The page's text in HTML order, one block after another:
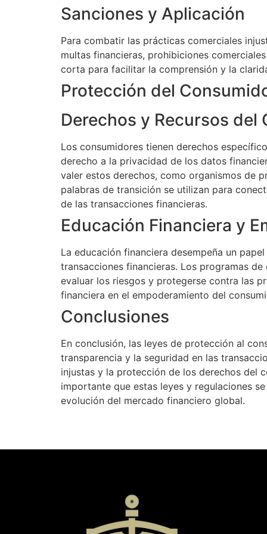
Sanciones y Aplicación
Para combatir las prácticas comerciales
multas financieras, prohibiciones
corta para facilitar la comprensión y la
Protección del
Derechos y Recursos del
Los consumidores tienen derechos
derecho a la privacidad de los datos
valer estos derechos, como organismos de
palabras de transición se utilizan para
de las transacciones financieras.
Educación Financiera y
La educación financiera desempeña un
transacciones financieras. Los programas
evaluar los riesgos y protegerse contra las
financiera en el empoderamiento del
Conclusiones
En conclusión, las leyes de protección al
transparencia y la seguridad en las
injustas y la protección de los derechos del
importante que estas leyes y regulaciones
evolución del mercado financiero global.